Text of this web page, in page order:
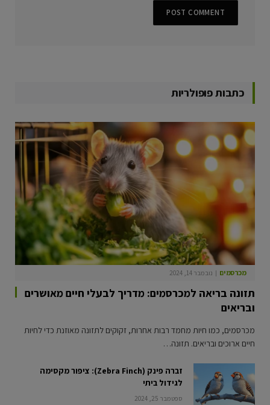
כתבות פופולריות
מכרסמים נובמבר 14, 2024
תזונה בריאה למכרסמים: מדריך לבעלי חיים מאושרים
ובריאים
מכרסמים, כמו חיות מחמד רבות אחרות, זקוקים לתזונה מאוזנת כדי לחיות
חיים ארוכים ובריאים. תזונה…
זברה פינק (Zebra Finch): ציפור מקסימה
לגידול ביתי
ספטמבר 25, 2024